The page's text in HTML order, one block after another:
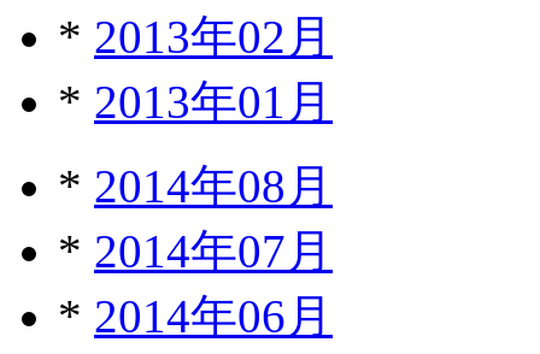
* 2013年02月
* 2013年01月
* 2014年08月
* 2014年07月
* 2014年06月